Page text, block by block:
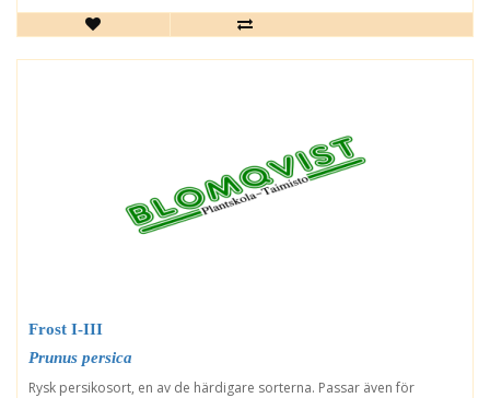
Frost I-III
Prunus persica
Rysk persikosort, en av de härdigare sorterna. Passar även för